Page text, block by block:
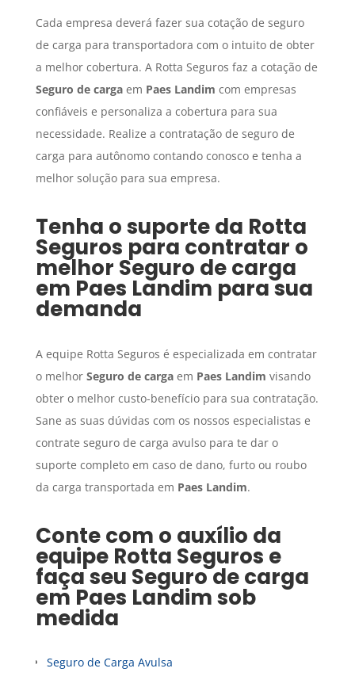
Cada empresa deverá fazer sua cotação de seguro
de carga para transportadora com o intuito de obter
a melhor cobertura. A Rotta Seguros faz a cotação de
Seguro de cargaem Paes Landim com empresas
confiáveis e personaliza a cobertura para sua
necessidade. Realize a contratação de seguro de
carga para autônomo contando conosco e tenha a
melhor solução para sua empresa.
Tenha o suporte da Rotta
Seguros para contratar o
melhor Seguro de carga
em Paes Landim para sua
demanda
A equipe Rotta Seguros é especializada em contratar
o melhor Seguro de cargaem Paes Landim visando
obter o melhor custo-benefício para sua contratação.
Sane as suas dúvidas com os nossos especialistas e
contrate seguro de carga avulso para te dar o
suporte completo em caso de dano, furto ou roubo
da carga transportada em Paes Landim.
Conte com o auxílio da
equipe Rotta Seguros e
faça seu Seguro de carga
em Paes Landimsob
medida
Seguro de Carga Avulsa